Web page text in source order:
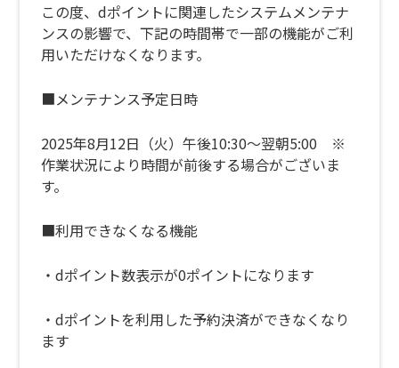
この度、dポイントに関連したシステムメンテナ
ンスの影響で、下記の時間帯で一部の機能がご利
用いただけなくなります。
■メンテナンス予定日時
2025年8月12日（火）午後10:30～翌朝5:00 ※
作業状況により時間が前後する場合がございま
す。
■利用できなくなる機能
・dポイント数表示が0ポイントになります
・dポイントを利用した予約決済ができなくなり
ます